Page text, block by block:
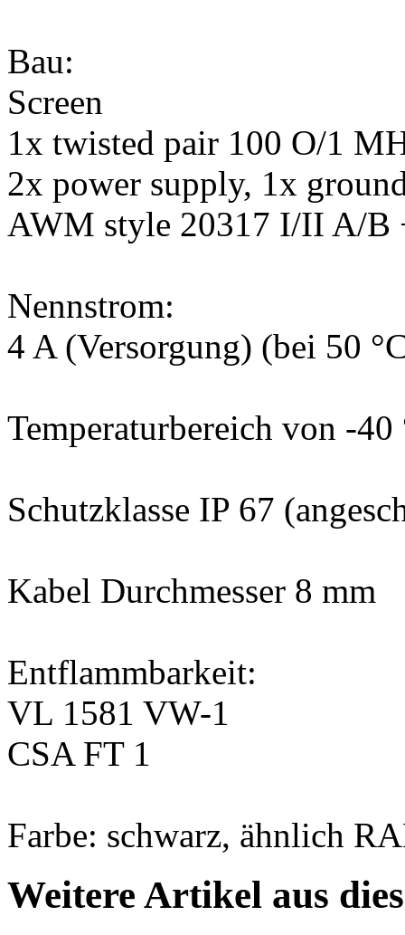
Bau:
Screen
1x twisted pair 100 O/1
2x power supply, 1x
AWM style 20317 I/II A/B
Nennstrom:
4 A (Versorgung) (bei 50
Temperaturbereich von -
Schutzklasse IP 67
Kabel Durchmesser 8 mm
Entflammbarkeit:
VL 1581 VW-1
CSA FT 1
Farbe: schwarz, ähnlich
Weitere Artikel aus